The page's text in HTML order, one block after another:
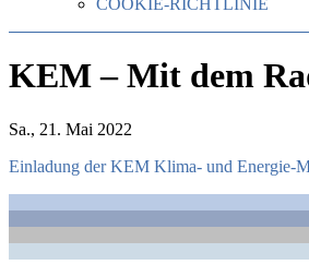
COOKIE-RICHTLINIE
KEM – Mit dem
Sa., 21. Mai 2022
Einladung der KEM Klima- und Energie-